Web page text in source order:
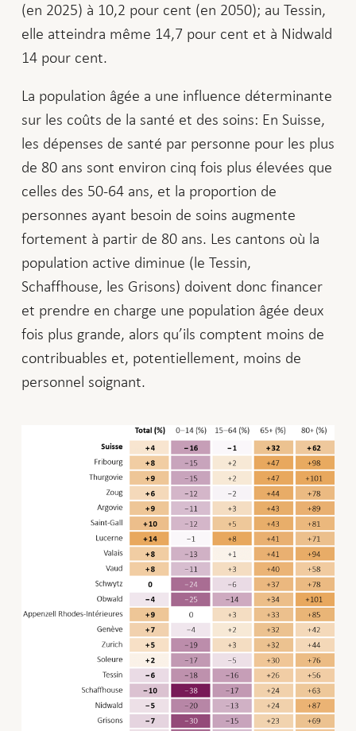
(en 2025) à 10,2 pour cent (en 2050); au Tessin,
elle atteindra même 14,7 pour cent et à Nidwald
14 pour cent.
La population âgée a une influence déterminante
sur les coûts de la santé et des soins: En Suisse,
les dépenses de santé par personne pour les plus
de 80 ans sont environ cinq fois plus élevées que
celles des 50-64 ans, et la proportion de
personnes ayant besoin de soins augmente
fortement à partir de 80 ans. Les cantons où la
population active diminue (le Tessin,
Schaffhouse, les Grisons) doivent donc financer
et prendre en charge une population âgée deux
fois plus grande, alors qu’ils comptent moins de
contribuables et, potentiellement, moins de
personnel soignant.